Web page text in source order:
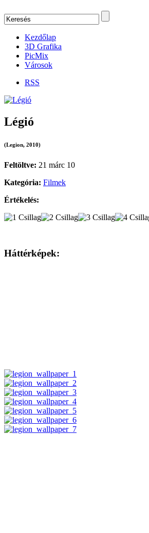
Kezdőlap
3D Grafika
PicMix
Városok
RSS
Légió
(Legion, 2010)
Feltöltve: 21 márc 10
Kategória: Filmek
Értékelés:
Háttérképek: